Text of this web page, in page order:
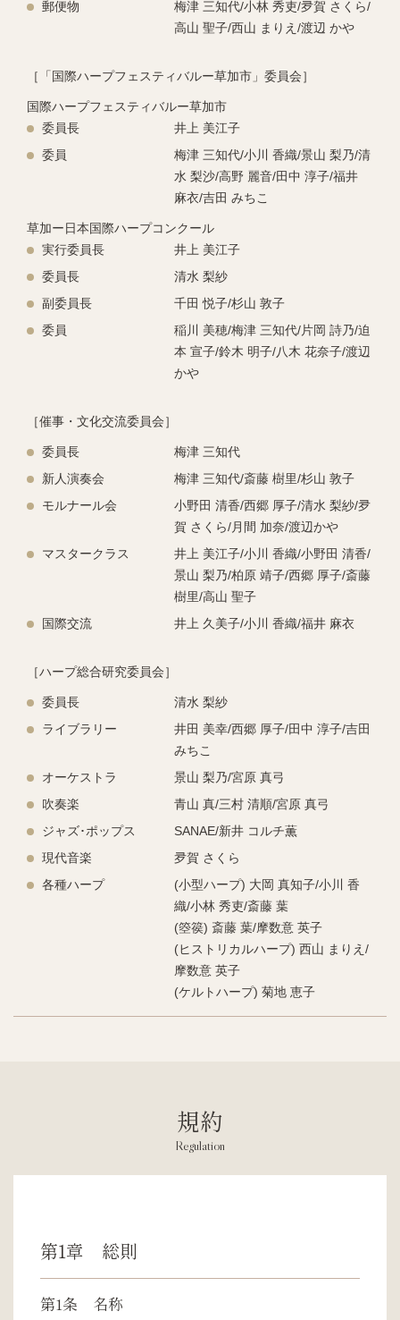
郵便物
梅津 三知代/⼩林 秀吏/夛賀 さくら/
⾼⼭ 聖⼦/⻄⼭ まりえ/渡辺 かや
［「国際ハープフェスティバルー草加市」委員会］
国際ハープフェスティバルー草加市
委員長
井上 美江子
委員
梅津 三知代/小川 香織/景山 梨乃/清
水 梨沙/高野 麗音/田中 淳子/福井
麻衣/吉田 みちこ
草加ー日本国際ハープコンクール
実行委員長
井上 美江子
委員長
清⽔ 梨紗
副委員長
千⽥ 悦⼦/杉⼭ 敦⼦
委員
稲川 美穂/梅津 三知代/片岡 詩乃/迫
本 宣子/鈴木 明子/八木 花奈子/渡辺
かや
［催事・文化交流委員会］
委員長
梅津 三知代
新人演奏会
梅津 三知代/斎藤 樹⾥/杉⼭ 敦⼦
モルナール会
⼩野⽥ 清⾹/⻄郷 厚⼦/清⽔ 梨紗/夛
賀 さくら/⽉間 加奈/渡辺かや
マスタークラス
井上 美江⼦/⼩川 ⾹織/⼩野⽥ 清⾹/
景⼭ 梨乃/柏原 靖⼦/⻄郷 厚⼦/斎藤
樹⾥/⾼⼭ 聖⼦
国際交流
井上 久美⼦/⼩川 ⾹織/福井 ⿇⾐
［ハープ総合研究委員会］
委員長
清⽔ 梨紗
ライブラリー
井田 美幸/西郷 厚子/田中 淳子/吉田
みちこ
オーケストラ
景⼭ 梨乃/宮原 真⼸
吹奏楽
青山 真/三村 清順/宮原 真弓
ジャズ･ポップス
SANAE/新井 コルチ薫
現代音楽
夛賀 さくら
各種ハープ
(小型ハープ) 大岡 真知子/小川 香
織/小林 秀吏/斎藤 葉
(箜篌) 斎藤 葉/摩数意 英子
(ヒストリカルハープ) 西山 まりえ/
摩数意 英子
(ケルトハープ) 菊地 恵子
規約
Regulation
第1章 総則
第1条 名称